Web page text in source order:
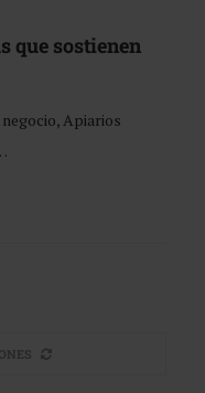
que sostienen
Apiarios